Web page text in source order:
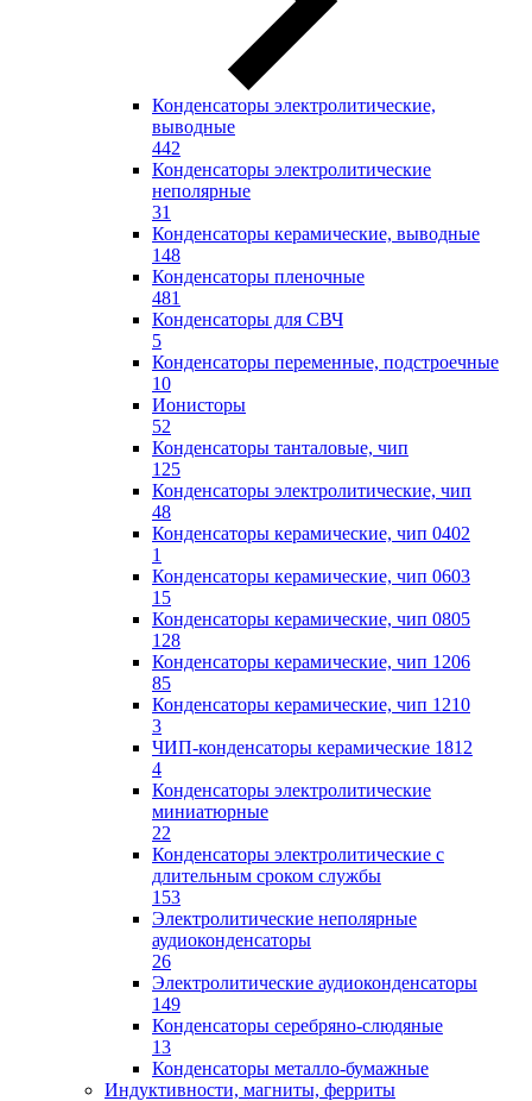
Конденсаторы электролитические,
выводные
442
Конденсаторы электролитические
неполярные
31
Конденсаторы керамические, выводные
148
Конденсаторы пленочные
481
Конденсаторы для СВЧ
5
Конденсаторы переменные, подстроечные
10
Ионисторы
52
Конденсаторы танталовые, чип
125
Конденсаторы электролитические, чип
48
Конденсаторы керамические, чип 0402
1
Конденсаторы керамические, чип 0603
15
Конденсаторы керамические, чип 0805
128
Конденсаторы керамические, чип 1206
85
Конденсаторы керамические, чип 1210
3
ЧИП-конденсаторы керамические 1812
4
Конденсаторы электролитические
миниатюрные
22
Конденсаторы электролитические с
длительным сроком службы
153
Электролитические неполярные
аудиоконденсаторы
26
Электролитические аудиоконденсаторы
149
Конденсаторы серебряно-слюдяные
13
Конденсаторы металло-бумажные
Индуктивности, магниты, ферриты